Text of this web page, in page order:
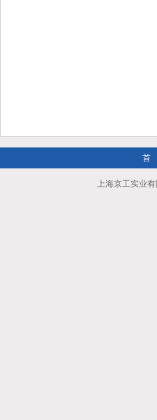
首
上海京工实业